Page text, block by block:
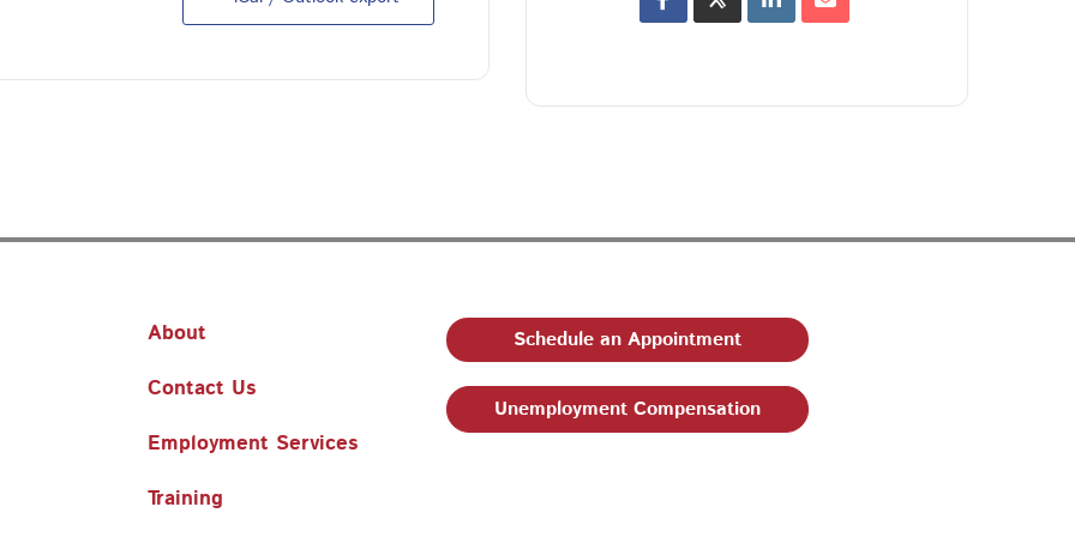
About
Contact Us
Employment Services
Training
Schedule an Appointment
Unemployment Compensation